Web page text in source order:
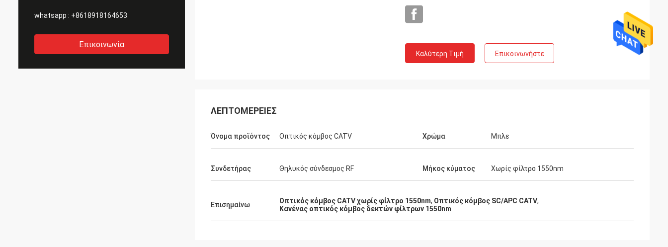
whatsapp : +8618918164653
Επικοινωνία
Καλύτερη Τιμή Επικοινωνήστε
ΛΕΠΤΟΜΈΡΕΙΕΣ
Όνομα προϊόντος Οπτικός κόμβος CATV Χρώμα Μπλε
Συνδετήρας Θηλυκός σύνδεσμος RF Μήκος κύματος Χωρίς φίλτρο 1550nm
Επισημαίνω Οπτικός κόμβος CATV χωρίς φίλτρο 1550nm, Οπτικός κόμβος SC/APC CATV,
Κανένας οπτικός κόμβος δεκτών φίλτρων 1550nm